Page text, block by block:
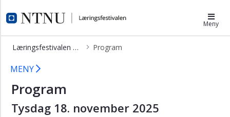
Læringsfestivalen Meny
Læringsfestivalen digital Program
LF digital - program -
×
Program
om
Bli
med
MENY
Program
Tysdag 18. november 2025